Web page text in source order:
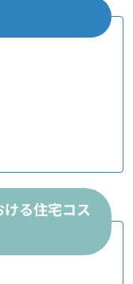
る住宅コス